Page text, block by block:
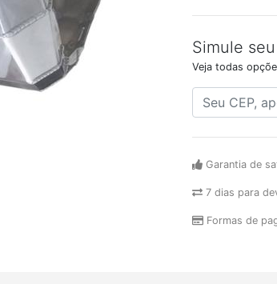
Simule
Veja todas
Garantia de
7 dias para
Formas de